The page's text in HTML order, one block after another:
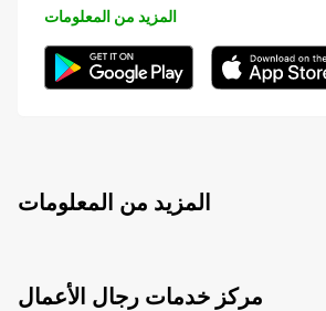
المزيد من المعلومات
المزيد من المعلومات
مركز خدمات رجال الأعمال